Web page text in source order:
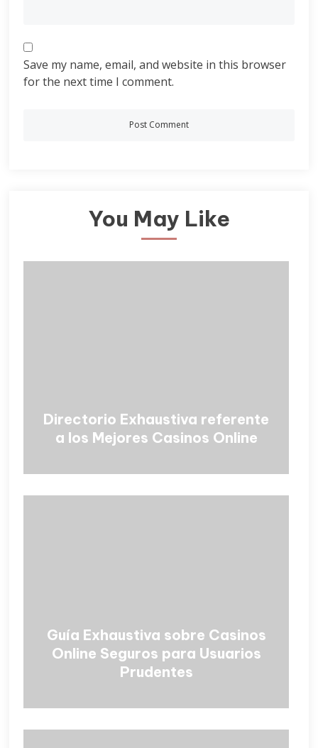
Save my name, email, and website in this browser
for the next time I comment.
You May Like
Directorio Exhaustiva referente
a los Mejores Casinos Online
Guía Exhaustiva sobre Casinos
Online Seguros para Usuarios
Prudentes